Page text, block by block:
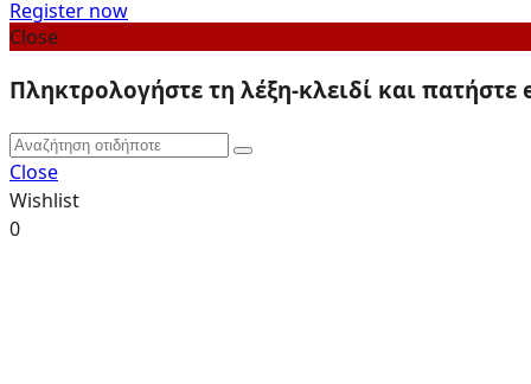
Register now
Close
Πληκτρολογήστε τη λέξη-κλειδί και πατήστε
Close
Wishlist
0